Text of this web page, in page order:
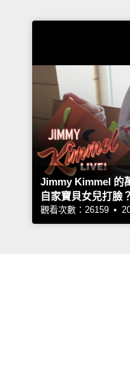
Jimmy Kimmel 的
自家寶貝女兒打臉
觀看次數：26159 •